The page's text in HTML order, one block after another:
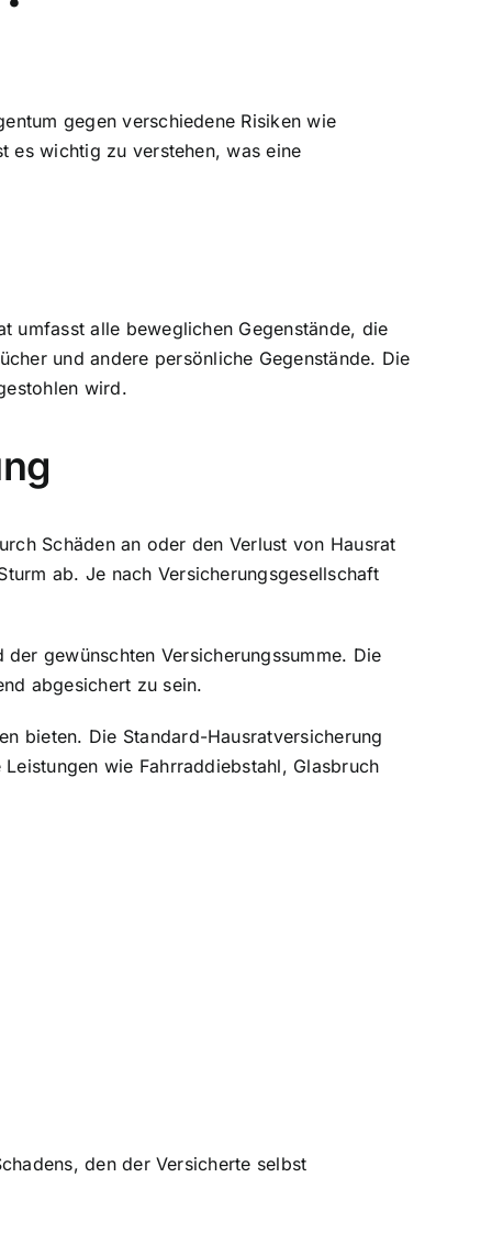
gegen verschiedene Risiken wie
es wichtig zu verstehen, was eine
umfasst alle beweglichen Gegenstände, die
und andere persönliche Gegenstände. Die
wird.
Schäden an oder den Verlust von Hausrat
ab. Je nach Versicherungsgesellschaft
gewünschten Versicherungssumme. Die
abgesichert zu sein.
bieten. Die Standard-Hausratversicherung
wie Fahrraddiebstahl, Glasbruch
den der Versicherte selbst